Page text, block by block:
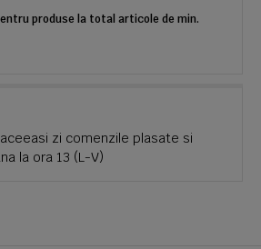
produse la total articole de min.
zi comenzile plasate si
la ora 13 (L-V)